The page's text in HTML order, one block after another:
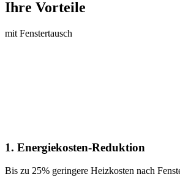
Ihre Vorteile
mit Fenstertausch
1. Energiekosten-Reduktion
Bis zu 25% geringere Heizkosten nach